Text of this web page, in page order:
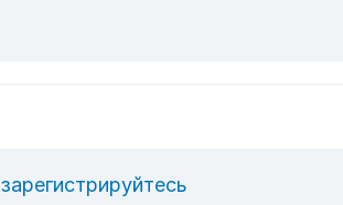
зарегистрируйтесь